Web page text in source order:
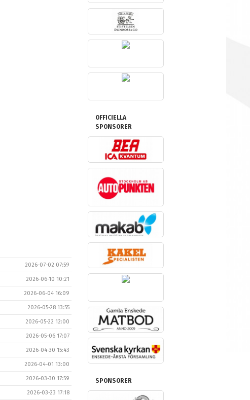
2026-07-02 07:59
2026-06-10 10:21
2026-06-04 16:09
2026-05-28 13:55
2026-05-22 12:00
2026-05-06 17:07
2026-04-30 15:43
2026-04-01 13:00
2026-03-30 17:59
2026-03-23 17:18
OFFICIELLA
SPONSORER
SPONSORER